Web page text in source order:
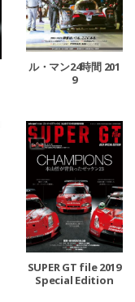
ル・マン24時間 201
9
SUPER GT file 2019
Special Edition